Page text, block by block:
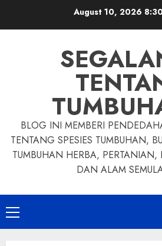
August 10, 2026
BLOG INI MEMBERI
TENTANG SPESIES TUMBUHAN,
TUMBUHAN HERBA, PERTANIAN,
DAN ALAM
Primary
Menu